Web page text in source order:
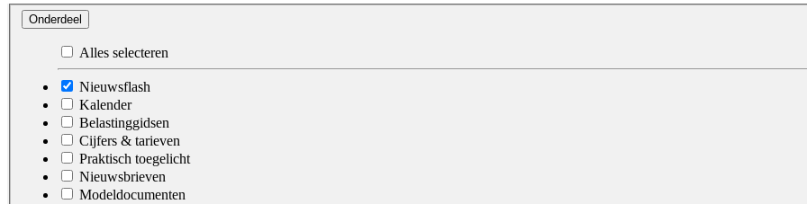
Onderdeel
Alles selecteren
Nieuwsflash
Kalender
Belastinggidsen
Cijfers & tarieven
Praktisch toegelicht
Nieuwsbrieven
Modeldocumenten